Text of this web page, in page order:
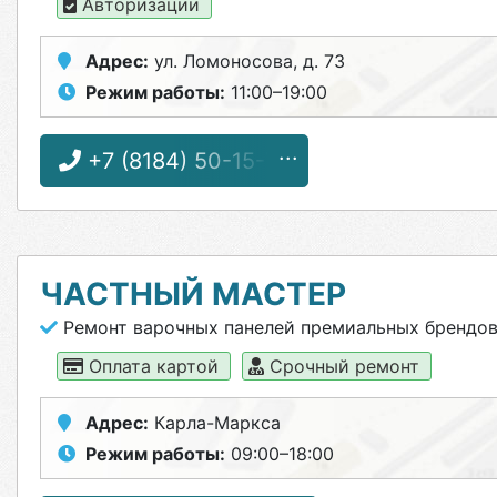
Авторизации
Адрес: ул. Ломоносова, д. 73
Режим работы: 11:00–19:00
+7 (8184) 50-15-77
ЧАСТНЫЙ МАСТЕР
Ремонт варочных панелей премиальных брендов
Оплата картой
Срочный ремонт
Адрес: Карла-Маркса
Режим работы: 09:00–18:00